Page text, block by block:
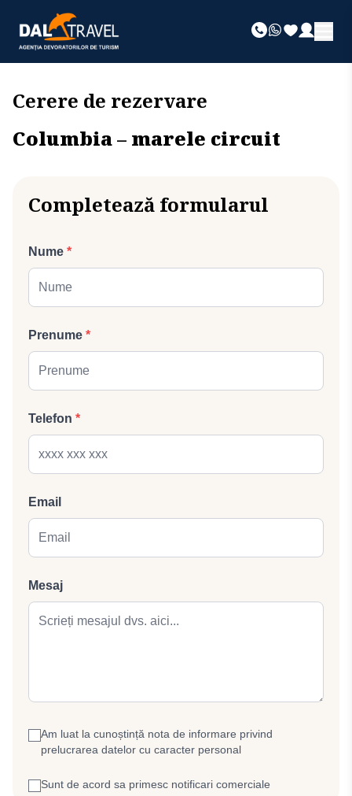
Cerere de rezervare
Columbia – marele circuit
Completează formularul
Nume *
Prenume *
Telefon *
Email
Mesaj
Am luat la cunoștință nota de informare privind
prelucrarea datelor cu caracter personal
Sunt de acord sa primesc notificari comerciale